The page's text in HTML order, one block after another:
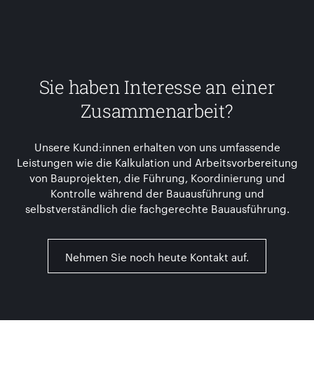
Sie haben Interesse an einer
Zusammenarbeit?
Unsere Kund:innen erhalten von uns umfassende
Leistungen wie die Kalkulation und Arbeitsvorbereitung
von Bauprojekten, die Führung, Koordinierung und
Kontrolle während der Bauausführung und
selbstverständlich die fachgerechte Bauausführung.
Nehmen Sie noch heute Kontakt auf.